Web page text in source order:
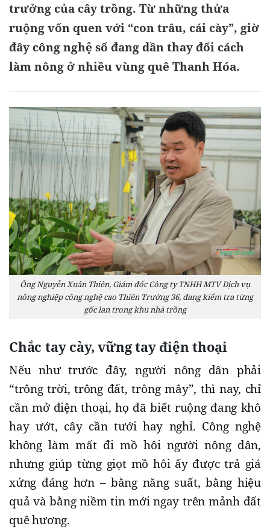
trưởng của cây trồng. Từ những thửa
ruộng vốn quen với “con trâu, cái cày”, giờ
đây công nghệ số đang dần thay đổi cách
làm nông ở nhiều vùng quê Thanh Hóa.
Ông Nguyễn Xuân Thiên, Giám đốc Công ty TNHH MTV Dịch vụ
nông nghiệp công nghệ cao Thiên Trường 36, đang kiểm tra từng
gốc lan trong khu nhà trồng
Chắc tay cày, vững tay điện thoại
Nếu như trước đây, người nông dân phải
“trông trời, trông đất, trông mây”, thì nay, chỉ
cần mở điện thoại, họ đã biết ruộng đang khô
hay ướt, cây cần tưới hay nghỉ. Công nghệ
không làm mất đi mồ hôi người nông dân,
nhưng giúp từng giọt mồ hôi ấy được trả giá
xứng đáng hơn – bằng năng suất, bằng hiệu
quả và bằng niềm tin mới ngay trên mảnh đất
quê hương.